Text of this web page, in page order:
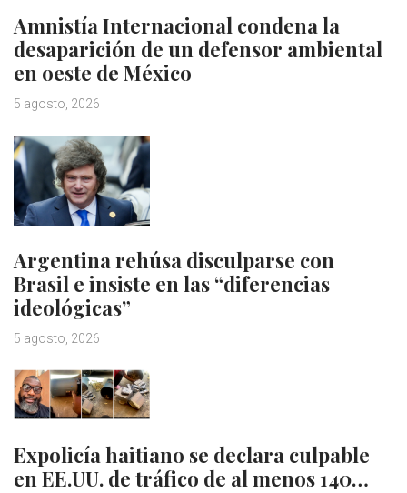
Amnistía Internacional condena la
desaparición de un defensor ambiental
en oeste de México
5 agosto, 2026
Argentina rehúsa disculparse con
Brasil e insiste en las “diferencias
ideológicas”
5 agosto, 2026
Expolicía haitiano se declara culpable
en EE.UU. de tráfico de al menos 140…